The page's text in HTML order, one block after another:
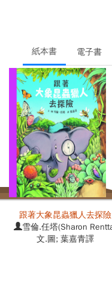
紙本書 電子書
跟著大象昆蟲獵人去探險
雪倫.任塔(Sharon
文.圖; 葉嘉青譯